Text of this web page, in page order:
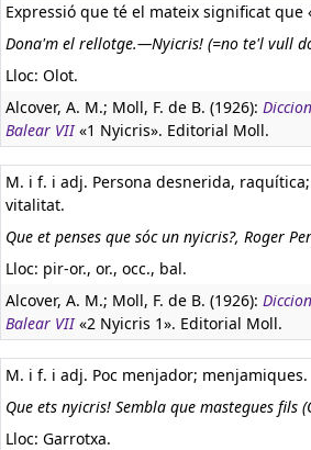
Expressió que té el mateix significat que
Dona'm el rellotge.—Nyicris! (=no te'l vull
Lloc: Olot.
Alcover, A. M.; Moll, F. de B. (1926):
Balear VII«1 Nyicris». Editorial Moll.
M. i f. i adj. Persona desnerida,
vitalitat.
Que et penses que sóc un nyicris?, Roger
Lloc: pir-or., or., occ., bal.
Alcover, A. M.; Moll, F. de B. (1926):
Balear VII«2 Nyicris 1». Editorial Moll.
M. i f. i adj. Poc menjador; menjamiques.
Que ets nyicris! Sembla que mastegues fils
Lloc: Garrotxa.